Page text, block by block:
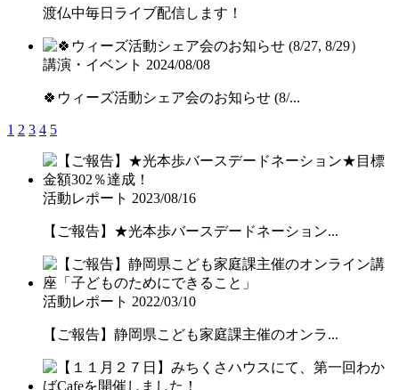
渡仏中毎日ライブ配信します！
講演・イベント 2024/08/08
🍀ウィーズ活動シェア会のお知らせ (8/...
1 2 3 4 5
活動レポート 2023/08/16
【ご報告】★光本歩バースデードネーション...
活動レポート 2022/03/10
【ご報告】静岡県こども家庭課主催のオンラ...